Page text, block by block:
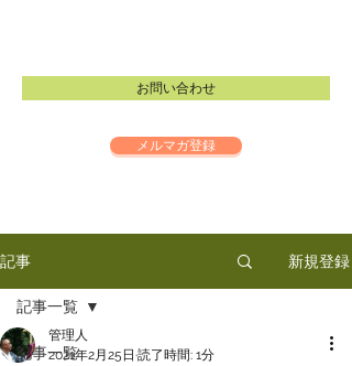
お問い合わせ
メルマガ登録
記事 新規登録
記事一覧
記事一覧
管理人
2021年2月25日 読了時間: 1分